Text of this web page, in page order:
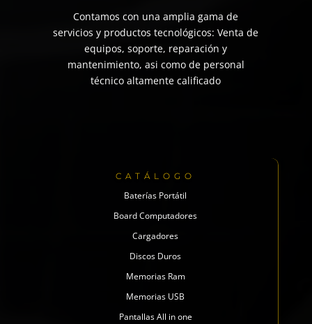
Contamos con una amplia gama de
servicios y productos tecnológicos: Venta de
equipos, soporte, reparación y
mantenimiento, asi como de personal
técnico altamente calificado
CATÁLOGO
Baterías Portátil
Board Computadores
Cargadores
Discos Duros
Memorias Ram
Memorias USB
Pantallas All in one